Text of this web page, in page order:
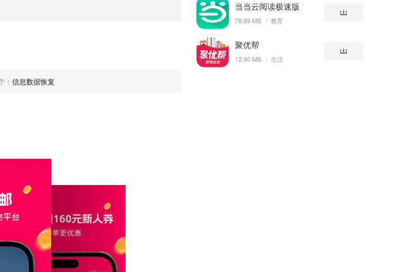
： 信息数据恢复
当当云阅读极速版
78.89 MB 教育
聚优帮
12.90 MB 生活